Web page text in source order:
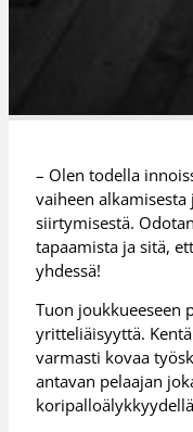
– Olen todella
vaiheen
siirtymisestä.
tapaamista ja sitä,
yhdessä!
Tuon joukkueeseen
yritteliäisyyttä.
varmasti kovaa
antavan pelaajan